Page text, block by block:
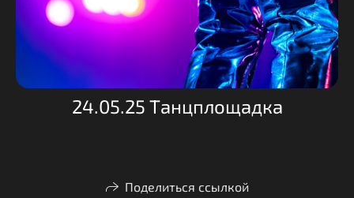
24.05.25 Танцплощадка
Поделиться ссылкой